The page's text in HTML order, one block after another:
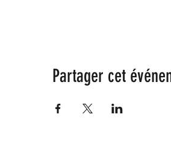
Partager cet